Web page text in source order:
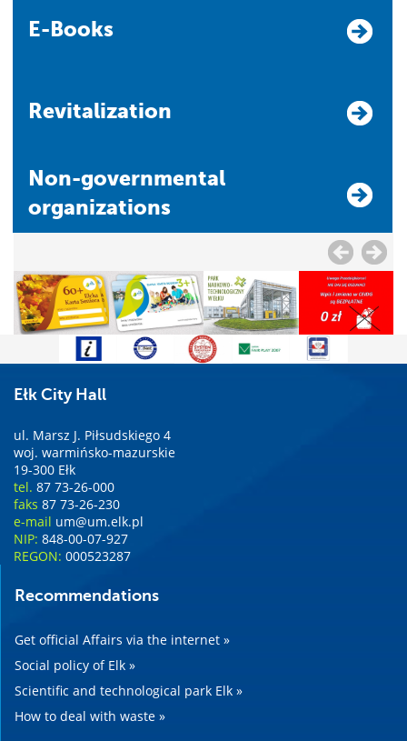
E-Books
Revitalization
Non-governmental
organizations
Ełk City Hall
ul. Marsz J. Piłsudskiego 4
woj. warmińsko-mazurskie
19-300 Ełk
tel. 87 73-26-000
faks 87 73-26-230
e-mail um@um.elk.pl
NIP: 848-00-07-927
REGON: 000523287
Recommendations
Get official Affairs via the internet »
Social policy of Elk »
Scientific and technological park Elk »
How to deal with waste »